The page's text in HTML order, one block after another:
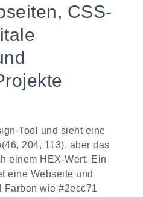
CSS-
Tool und sieht eine
204, 113), aber das
einem HEX-Wert. Ein
eine Webseite und
Farben wie #2ecc71